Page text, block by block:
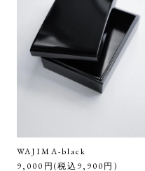
WAJIMA-black
9,000円(税込9,900円)